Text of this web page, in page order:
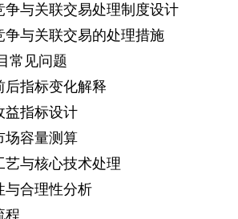
争与关联交易处理制度设计
争与关联交易的处理措施
常见问题
后指标变化解释
益指标设计
场容量测算
艺与核心技术处理
与合理性分析
程